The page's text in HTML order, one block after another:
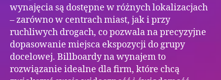
wynajęcia są dostępne w różnych lokalizacjach
– zarówno w centrach miast, jak i przy
ruchliwych drogach, co pozwala na precyzyjne
dopasowanie miejsca ekspozycji do grupy
docelowej. Billboardy na wynajem to
rozwiązanie idealne dla firm, które chcą